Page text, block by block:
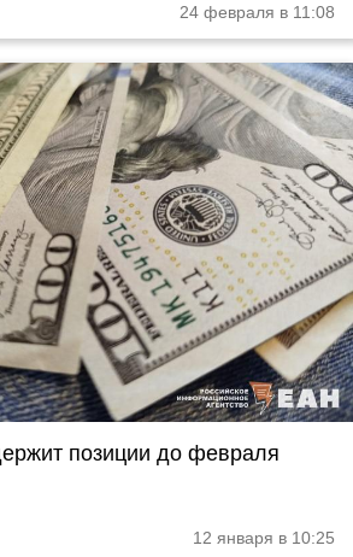
24 февраля в 11:08
позиции до февраля
12 января в 10:25